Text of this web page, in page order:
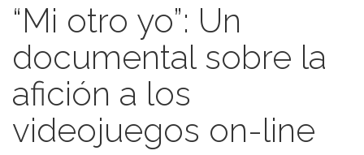
“Mi otro yo”: Un
documental sobre la
afición a los
videojuegos on-line